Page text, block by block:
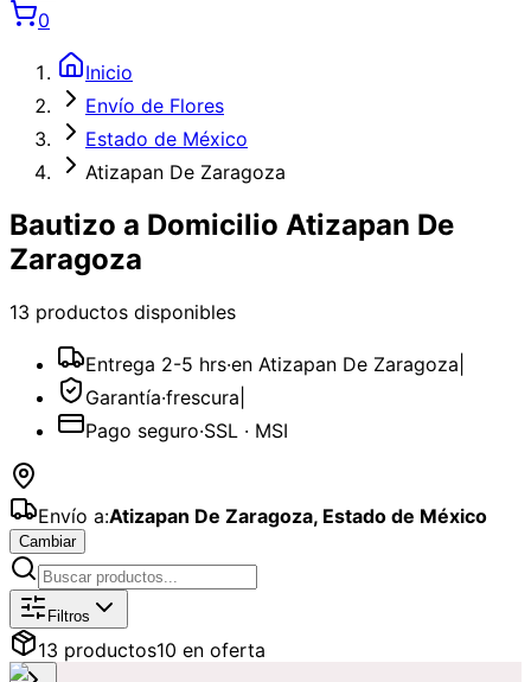
0
Inicio
Envío de Flores
Estado de México
Atizapan De Zaragoza
Bautizo a Domicilio Atizapan De
Zaragoza
13 productos disponibles
Entrega 2-5 hrs·en Atizapan De Zaragoza
Garantía·frescura
Pago seguro·SSL · MSI
Envío a:Atizapan De Zaragoza, Estado de México
Cambiar
Catálogo deBautizo
Filtros
13 productos10 en oferta